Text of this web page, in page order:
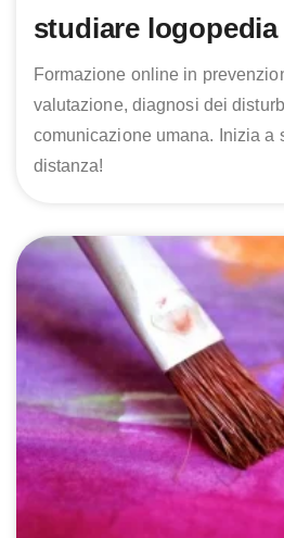
studiare logopedia
Formazione online in
valutazione, diagnosi dei
comunicazione umana. Inizia a
distanza!